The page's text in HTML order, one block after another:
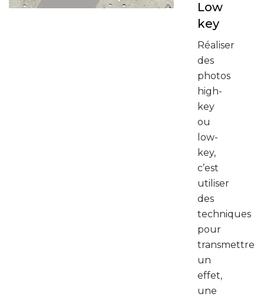
Low
key
Réaliser
des
photos
high-
key
ou
low-
key,
c’est
utiliser
des
techniques
pour
transmettre
un
effet,
une